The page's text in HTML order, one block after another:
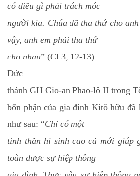
có điều gì phải trách móc
người kia. Chúa đã tha thứ cho
vậy, anh em phải tha thứ
cho nhau” (Cl 3, 12-13).
Đức
thánh GH Gio-an Phao-lô II trong
bổn phận của gia đình Kitô hữu đã
như sau: “Chỉ có một
tinh thần hi sinh cao cả mới giúp
toàn được sự hiệp thông